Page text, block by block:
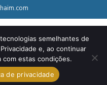
semelhantes de
e, ao continuar
com estas condições.
de privacidade